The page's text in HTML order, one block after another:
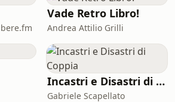
capace di condizionare il
relazioni e la quotidianità.
condizione. Questa arriva
Vade Retro Libro!
Andrea Attilio Grilli
Incastri e Disastri di Coppia
Gabriele Scapellato